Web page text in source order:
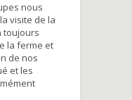
nous
visite de la
toujours
la ferme et
de nos
et les